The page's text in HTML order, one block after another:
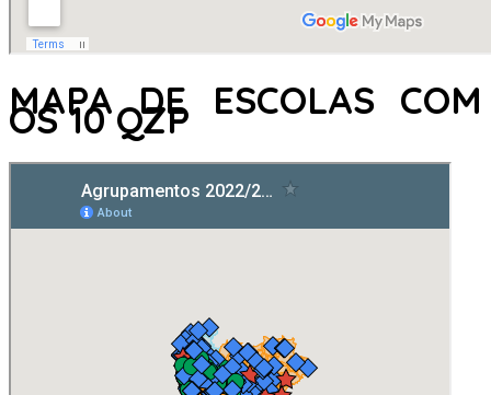
MAPA DE ESCOLAS COM
OS 10 QZP